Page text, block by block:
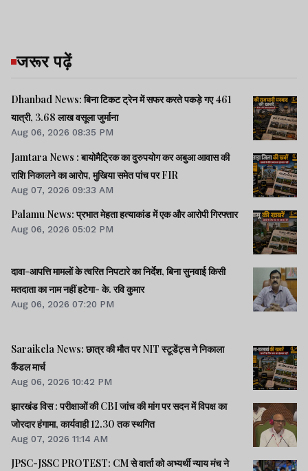
जरूर पढ़ें
Dhanbad News: बिना टिकट ट्रेन में सफर करते पकड़े गए 461
यात्री, 3.68 लाख वसूला जुर्माना
Aug 06, 2026 08:35 PM
Jamtara News : बायोमैट्रिक का दुरुपयोग कर अबुआ आवास की
राशि निकालने का आरोप, मुखिया समेत पांच पर FIR
Aug 07, 2026 09:33 AM
Palamu News: प्रभात मेहता हत्याकांड में एक और आरोपी गिरफ्तार
Aug 06, 2026 05:02 PM
दावा-आपत्ति मामलों के त्वरित निपटारे का निर्देश, बिना सुनवाई किसी
मतदाता का नाम नहीं हटेगा- के. रवि कुमार
Aug 06, 2026 07:20 PM
Saraikela News: छात्र की मौत पर NIT स्टूडेंट्स ने निकाला
कैंडल मार्च
Aug 06, 2026 10:42 PM
झारखंड विस : परीक्षाओं की CBI जांच की मांग पर सदन में विपक्ष का
जोरदार हंगामा, कार्यवाही 12.30 तक स्थगित
Aug 07, 2026 11:14 AM
JPSC-JSSC PROTEST: CM से वार्ता को अभ्यर्थी न्याय मंच ने